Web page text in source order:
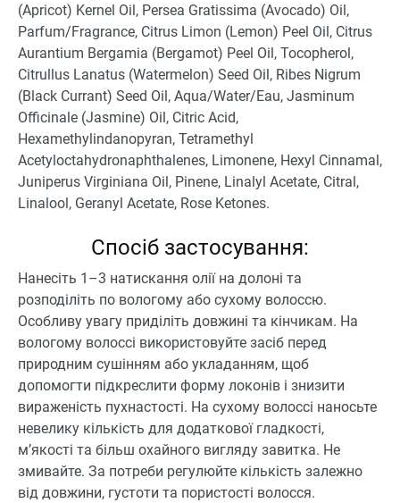
(Apricot) Kernel Oil, Persea Gratissima (Avocado) Oil,
Parfum/Fragrance, Citrus Limon (Lemon) Peel Oil, Citrus
Aurantium Bergamia (Bergamot) Peel Oil, Tocopherol,
Citrullus Lanatus (Watermelon) Seed Oil, Ribes Nigrum
(Black Currant) Seed Oil, Aqua/Water/Eau, Jasminum
Officinale (Jasmine) Oil, Citric Acid,
Hexamethylindanopyran, Tetramethyl
Acetyloctahydronaphthalenes, Limonene, Hexyl Cinnamal,
Juniperus Virginiana Oil, Pinene, Linalyl Acetate, Citral,
Linalool, Geranyl Acetate, Rose Ketones.
Спосіб застосування:
Нанесіть 1–3 натискання олії на долоні та
розподіліть по вологому або сухому волоссю.
Особливу увагу приділіть довжині та кінчикам. На
вологому волоссі використовуйте засіб перед
природним сушінням або укладанням, щоб
допомогти підкреслити форму локонів і знизити
вираженість пухнастості. На сухому волоссі наносьте
невелику кількість для додаткової гладкості,
м’якості та більш охайного вигляду завитка. Не
змивайте. За потреби регулюйте кількість залежно
від довжини, густоти та пористості волосся.